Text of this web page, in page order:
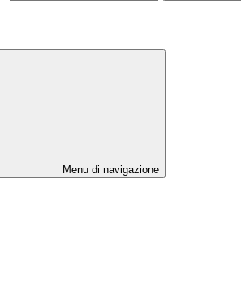
Menu di navigazione